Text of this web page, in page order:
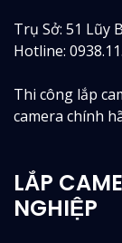
Trụ Sở: 51 Lũy
Hotline:
Thi công lắp
camera chính
LẮP
NGHIỆP